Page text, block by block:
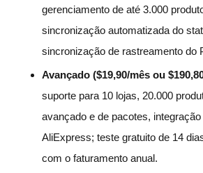
gerenciamento de até 3.000
sincronização automatizada do
sincronização de rastreamento do
Avançado ($19,90/mês ou
suporte para 10 lojas, 20.000
avançado e de pacotes,
AliExpress; teste gratuito de 14
com o faturamento anual.